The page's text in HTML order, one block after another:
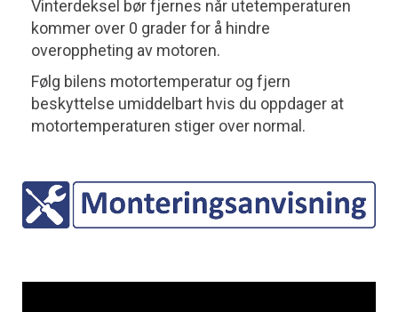
Vinterdeksel bør fjernes når utetemperaturen
kommer over 0 grader for å hindre
overoppheting av motoren.
Følg bilens motortemperatur og fjern
beskyttelse umiddelbart hvis du oppdager at
motortemperaturen stiger over normal.